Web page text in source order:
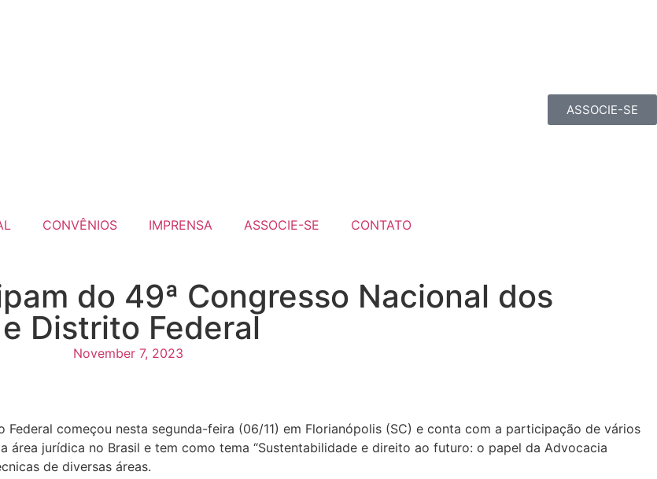
ASSOCIE-SE
CONVÊNIOS IMPRENSA ASSOCIE-SE CONTATO
do 49ª Congresso Nacional dos
Distrito Federal
November 7, 2023
começou nesta segunda-feira (06/11) em Florianópolis (SC) e conta com a participação de vários
área jurídica no Brasil e tem como tema “Sustentabilidade e direito ao futuro: o papel da Advocacia
de diversas áreas.